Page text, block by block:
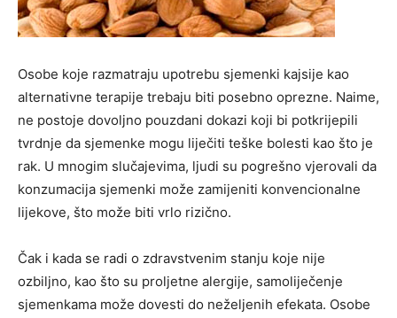
Osobe koje razmatraju upotrebu sjemenki kajsije kao
alternativne terapije trebaju biti posebno oprezne. Naime,
ne postoje dovoljno pouzdani dokazi koji bi potkrijepili
tvrdnje da sjemenke mogu liječiti teške bolesti kao što je
rak. U mnogim slučajevima, ljudi su pogrešno vjerovali da
konzumacija sjemenki može zamijeniti konvencionalne
lijekove, što može biti vrlo rizično.
Čak i kada se radi o zdravstvenim stanju koje nije
ozbiljno, kao što su proljetne alergije, samoliječenje
sjemenkama može dovesti do neželjenih efekata. Osobe